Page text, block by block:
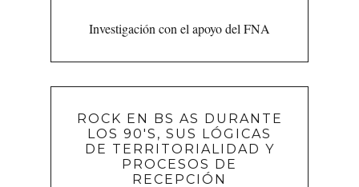
Investigación con el apoyo del FNA
ROCK EN BS AS DURANTE
LOS 90'S, SUS LÓGICAS
DE TERRITORIALIDAD Y
PROCESOS DE
RECEPCIÓN